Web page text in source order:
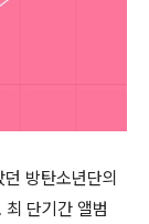
방탄소년단의
단기간 앨범